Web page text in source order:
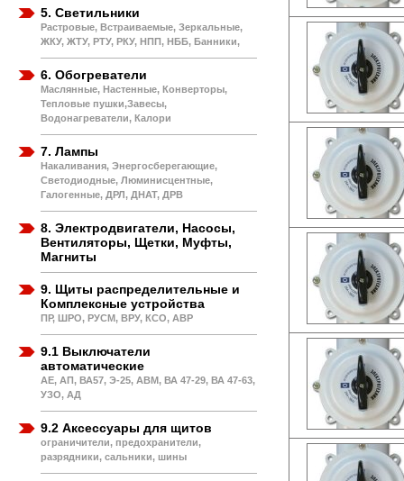
5. Светильники
Растровые, Встраиваемые, Зеркальные,
ЖКУ, ЖТУ, РТУ, РКУ, НПП, НББ, Банники,
6. Обогреватели
Маслянные, Настенные, Конверторы,
Тепловые пушки,Завесы,
Водонагреватели, Калори
7. Лампы
Накаливания, Энергосберегающие,
Светодиодные, Люминисцентные,
Галогенные, ДРЛ, ДНАТ, ДРВ
8. Электродвигатели, Насосы,
Вентиляторы, Щетки, Муфты,
Магниты
9. Щиты распределительные и
Комплексные устройства
ПР, ШРО, РУСМ, ВРУ, КСО, АВР
9.1 Выключатели
автоматические
АЕ, АП, ВА57, Э-25, АВМ, ВА 47-29, ВА 47-63,
УЗО, АД
9.2 Аксессуары для щитов
ограничители, предохранители,
разрядники, сальники, шины